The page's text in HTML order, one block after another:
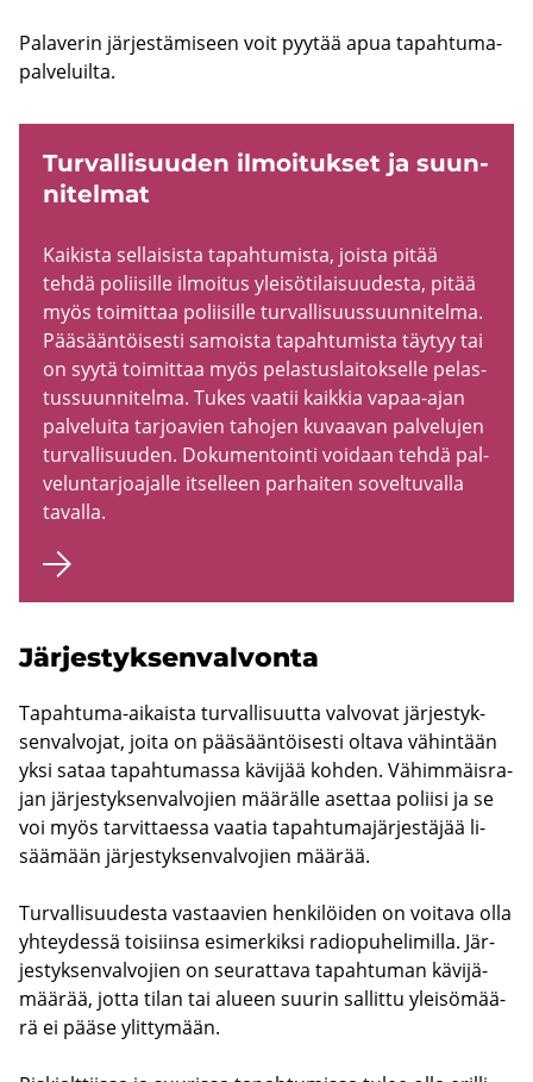
Pa­la­ve­rin jär­jes­tä­mi­seen voit pyy­tää apua ta­pah­tu­ma­
pal­ve­luil­ta.
Tur­val­li­suu­den il­moi­tuk­set ja suun­
ni­tel­mat
Kai­kis­ta sel­lai­sis­ta ta­pah­tu­mis­ta, jois­ta pitää
tehdä po­lii­sil­le il­moi­tus ylei­sö­ti­lai­suu­des­ta, pitää
myös toi­mit­taa po­lii­sil­le tur­val­li­suus­suun­ni­tel­ma.
Pää­sään­töi­ses­ti sa­mois­ta ta­pah­tu­mis­ta täy­tyy tai
on syytä toi­mit­taa myös pe­las­tus­lai­tok­sel­le pe­las­
tus­suun­ni­tel­ma. Tukes vaa­tii kaik­kia vapaa-​ajan
pal­ve­lui­ta tar­joa­vien ta­ho­jen ku­vaa­van pal­ve­lu­jen
tur­val­li­suu­den. Do­ku­men­toin­ti voi­daan tehdä pal­
ve­lun­tar­joa­jal­le it­sel­leen par­hai­ten so­vel­tu­val­la
ta­val­la.
Jär­jes­tyk­sen­val­von­ta
Tapahtuma-​aikaista tur­val­li­suut­ta val­vo­vat jär­jes­tyk­
sen­val­vo­jat, joita on pää­sään­töi­ses­ti ol­ta­va vä­hin­tään
yksi sataa ta­pah­tu­mas­sa kä­vi­jää koh­den. Vä­him­mäis­ra­
jan jär­jes­tyk­sen­val­vo­jien mää­räl­le aset­taa po­lii­si ja se
voi myös tar­vit­taes­sa vaa­tia ta­pah­tu­ma­jär­jes­tä­jää li­
sää­mään jär­jes­tyk­sen­val­vo­jien mää­rää.
Tur­val­li­suu­des­ta vas­taa­vien hen­ki­löi­den on voi­ta­va olla
yh­tey­des­sä toi­siin­sa esi­mer­kik­si ra­dio­pu­he­li­mil­la. Jär­
jes­tyk­sen­val­vo­jien on seu­rat­ta­va ta­pah­tu­man kä­vi­jä­
mää­rää, jotta tilan tai alu­een suu­rin sal­lit­tu ylei­sö­mää­
rä ei pääse ylit­ty­mään.